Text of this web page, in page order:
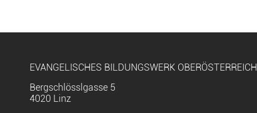
EVANGELISCHES BILDUNGSWERK OBERÖSTERREICH
Bergschlösslgasse 5
4020 Linz